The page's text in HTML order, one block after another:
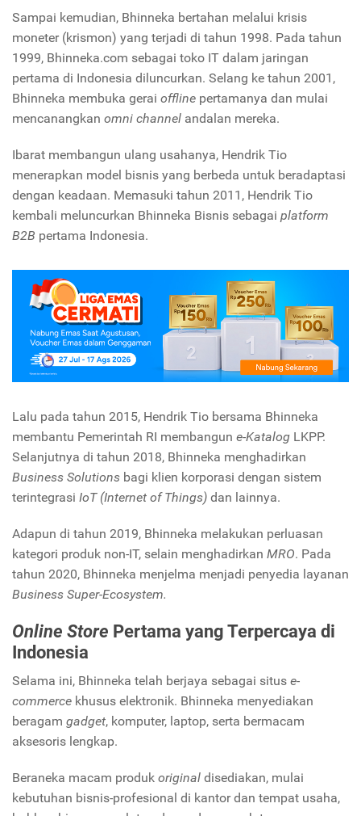
Sampai kemudian, Bhinneka bertahan melalui krisis
moneter (krismon) yang terjadi di tahun 1998. Pada tahun
1999, Bhinneka.com sebagai toko IT dalam jaringan
pertama di Indonesia diluncurkan. Selang ke tahun 2001,
Bhinneka membuka gerai offline pertamanya dan mulai
mencanangkan omni channel andalan mereka.
Ibarat membangun ulang usahanya, Hendrik Tio
menerapkan model bisnis yang berbeda untuk beradaptasi
dengan keadaan. Memasuki tahun 2011, Hendrik Tio
kembali meluncurkan Bhinneka Bisnis sebagai platform
B2B pertama Indonesia.
Lalu pada tahun 2015, Hendrik Tio bersama Bhinneka
membantu Pemerintah RI membangun e-Katalog LKPP.
Selanjutnya di tahun 2018, Bhinneka menghadirkan
Business Solutions bagi klien korporasi dengan sistem
terintegrasi IoT (Internet of Things) dan lainnya.
Adapun di tahun 2019, Bhinneka melakukan perluasan
kategori produk non-IT, selain menghadirkan MRO. Pada
tahun 2020, Bhinneka menjelma menjadi penyedia layanan
Business Super-Ecosystem.
Online Store Pertama yang Terpercaya di
Indonesia
Selama ini, Bhinneka telah berjaya sebagai situs e-
commerce khusus elektronik. Bhinneka menyediakan
beragam gadget, komputer, laptop, serta bermacam
aksesoris lengkap.
Beraneka macam produk original disediakan, mulai
kebutuhan bisnis-profesional di kantor dan tempat usaha,